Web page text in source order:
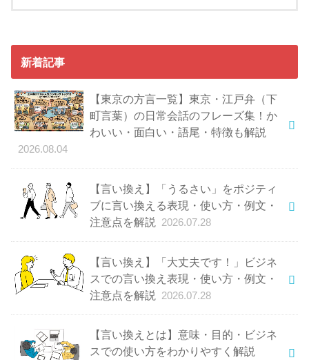
新着記事
【東京の方言一覧】東京・江戸弁（下
町言葉）の日常会話のフレーズ集！か
わいい・面白い・語尾・特徴も解説
2026.08.04
【言い換え】「うるさい」をポジティ
ブに言い換える表現・使い方・例文・
注意点を解説
2026.07.28
【言い換え】「大丈夫です！」ビジネ
スでの言い換え表現・使い方・例文・
注意点を解説
2026.07.28
【言い換えとは】意味・目的・ビジネ
スでの使い方をわかりやすく解説